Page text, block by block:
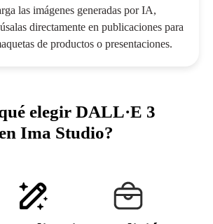
las imágenes generadas por IA,
directamente en publicaciones para
de productos o presentaciones.
elegir DALL·E 3
Ima Studio?